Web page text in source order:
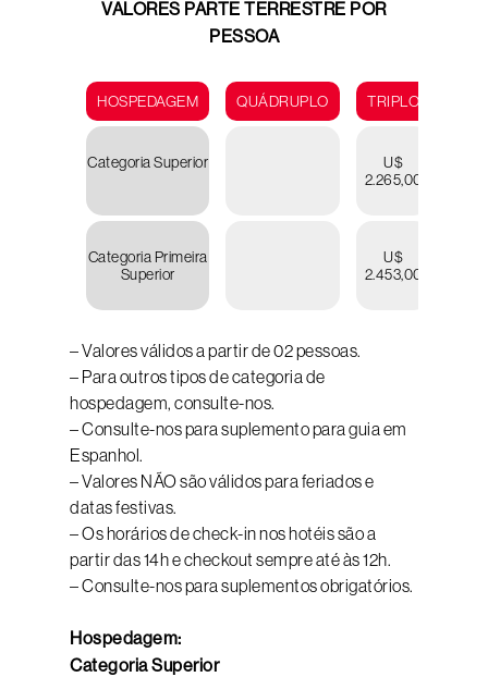
VALORES PARTE TERRESTRE POR
PESSOA
HOSPEDAGEM QUÁDRUPLO TRIPLO
Categoria Superior
U$
2.265,00
Categoria Primeira
Superior
U$
2.453,00
– Valores válidos a partir de 02 pessoas.
– Para outros tipos de categoria de
hospedagem, consulte-nos.
– Consulte-nos para suplemento para guia em
Espanhol.
– Valores NÃO são válidos para feriados e
datas festivas.
– Os horários de check-in nos hotéis são a
partir das 14h e checkout sempre até às 12h.
– Consulte-nos para suplementos obrigatórios.
Hospedagem:
Categoria Superior